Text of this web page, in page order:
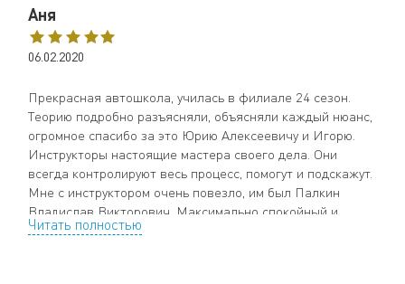
Аня
06.02.2020
Прекрасная автошкола, училась в филиале 24 сезон.
Теорию подробно разъясняли, объясняли каждый нюанс,
огромное спасибо за это Юрию Алексеевичу и Игорю.
Инструкторы настоящие мастера своего дела. Они
всегда контролируют весь процесс, помогут и подскажут.
Мне с инструктором очень повезло, им был Палкин
Владислав Викторович. Максимально спокойный и
чуткий, никогда не вспылит, если что не так, а спокойно
Читать полностью